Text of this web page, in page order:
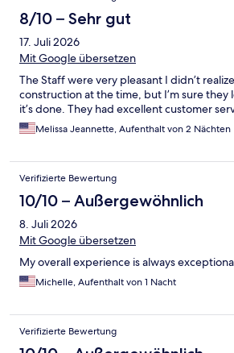
8/10 – Sehr gut
17. Juli 2026
Mit Google übersetzen
The Staff were very pleasant I didn’t
construction at the time, but I’m sure they
it’s done. They had excellent customer
Melissa Jeannette, Aufenthalt von 2 Nächten
Verifizierte Bewertung
10/10 – Außergewöhnlich
8. Juli 2026
Mit Google übersetzen
My overall experience is always
Michelle, Aufenthalt von 1 Nacht
Verifizierte Bewertung